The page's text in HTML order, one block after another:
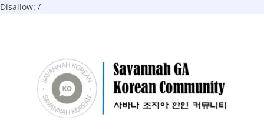
Disallow: /
to